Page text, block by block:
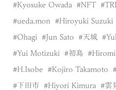
Kyosuke Owada NFT
ueda.mon Hiroyuki Suzuki
Ohagi Jun Sato 天城
Yui Motizuki 初島
H.Isobe Kojiro Takamoto
下田市 Hiyori Kimura 雲